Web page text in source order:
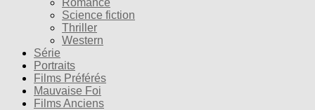
Romance
Science fiction
Thriller
Western
Série
Portraits
Films Préférés
Mauvaise Foi
Films Anciens